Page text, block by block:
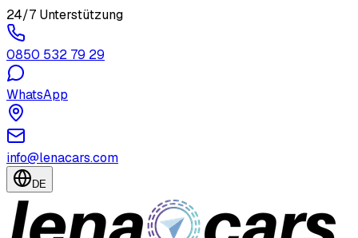
24/7 Unterstützung
0850 532 79 29
WhatsApp
info@lenacars.com
DE